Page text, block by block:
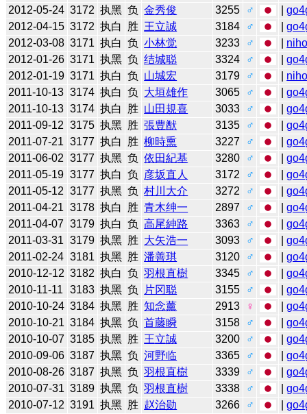
2012-05-24 3172 执黑 负 金秀俊 3255 ♂ |
2012-04-15 3172 执白 胜 王立誠 3184 ♂ |
2012-03-08 3171 执白 负 小林觉 3233 ♂
2012-01-26 3171 执黑 负 结城聪 3324 ♂ |
2012-01-19 3171 执白 负 山城宏 3179 ♂
2011-10-13 3174 执白 负 大垣雄作 3065 ♂ |
2011-10-13 3174 执白 胜 山田規喜 3033 ♂ |
2011-09-12 3175 执黑 胜 張豊猷 3135 ♂ |
2011-07-21 3177 执白 胜 柳時熏 3227 ♂ |
2011-06-02 3177 执黑 负 依田紀基 3280 ♂ |
2011-05-19 3177 执白 负 彦坂直人 3172 ♂ |
2011-05-12 3177 执黑 负 村川大介 3272 ♂ |
2011-04-21 3178 执白 胜 青木绅一 2897 ♂ |
2011-04-07 3179 执白 负 高尾紳路 3363 ♂ |
2011-03-31 3179 执黑 胜 大矢浩一 3093 ♂ |
2011-02-24 3181 执黑 胜 潘善琪 3120 ♂ |
2010-12-12 3182 执白 负 羽根直樹 3345 ♂ |
2010-11-11
3183 执黑 负 片冈聪 3155 ♂ |
2010-10-24 3184 执黑 胜 知念薰 2913 ♀ |
2010-10-21 3184 执黑 负 首藤瞬 3158 ♂ |
2010-10-07 3185 执黑 胜 王立誠 3200 ♂ |
2010-09-06 3187 执黑 负 河野临 3365 ♂ |
2010-08-26 3187 执黑 负 羽根直樹 3339 ♂ |
2010-07-31 3189 执黑 负 羽根直樹 3338 ♂ |
2010-07-12 3191 执黑 胜 赵治勋 3266 ♂ |